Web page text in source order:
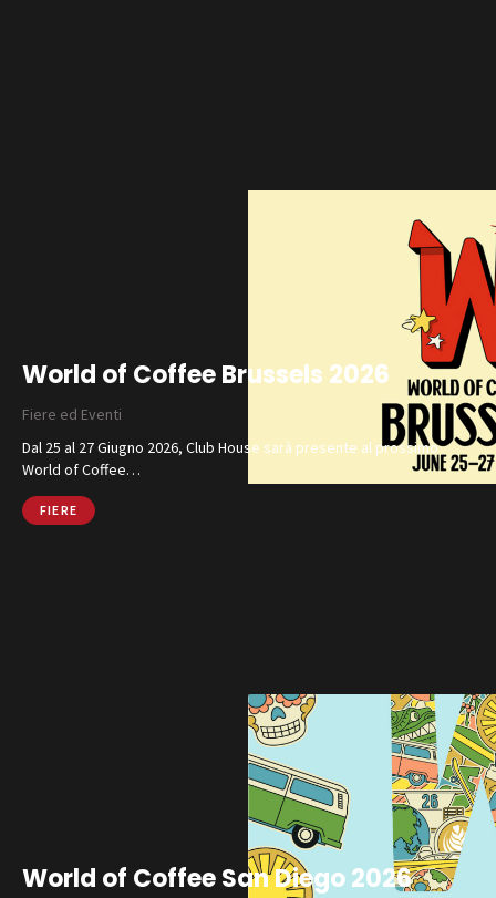
World of Coffee Brussels 2026
Fiere ed Eventi
Dal 25 al 27 Giugno 2026, Club House sarà presente al prossimo
World of Coffee…
FIERE
World of Coffee San Diego 2026